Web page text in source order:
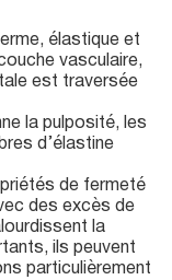
élastique et
vasculaire,
est traversée
la pulposité, les
d’élastine
de fermeté
des excès de
la
ils peuvent
particulièrement